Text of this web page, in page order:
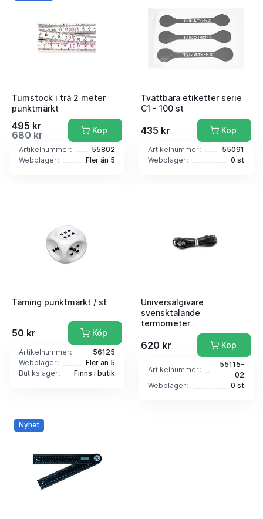
Tumstock i trä 2 meter
punktmärkt
495 kr
680 kr
Köp
Artikelnummer:
55802
Webblager:
Fler än 5
Tvättbara etiketter serie
C1 - 100 st
435 kr Köp
Artikelnummer:
55091
Webblager:
0 st
Tärning punktmärkt / st
50 kr Köp
Artikelnummer:
56125
Webblager:
Fler än 5
Butikslager:
Finns i butik
Universalgivare
svensktalande
termometer
620 kr Köp
Artikelnummer:
55115-
02
Webblager:
0 st
Nyhet